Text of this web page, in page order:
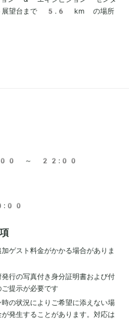
展望台まで 5.6 km の場所
14:00 ～ 22:00
ゲスト料金がかかる場合がありま
行の写真付き身分証明書および付
提示が必要です
の状況によりご希望に添えない場
発生することがあります。対応は